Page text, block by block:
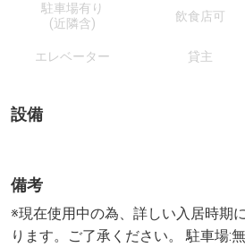
駐車場有り
(近隣含)
飲食店可
エレベーター 貸主
設備
備考
※現在使用中の為、詳しい入居時期
ります。ご了承ください。 駐車場: